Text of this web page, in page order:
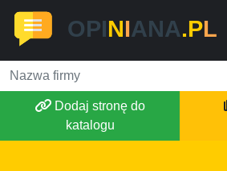
OPINIANA.PL
Dodaj stronę do
katalogu